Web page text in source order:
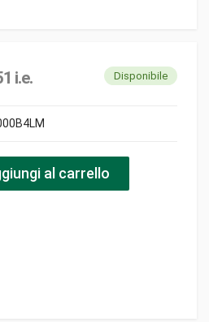
i.e. Disponibile
al carrello